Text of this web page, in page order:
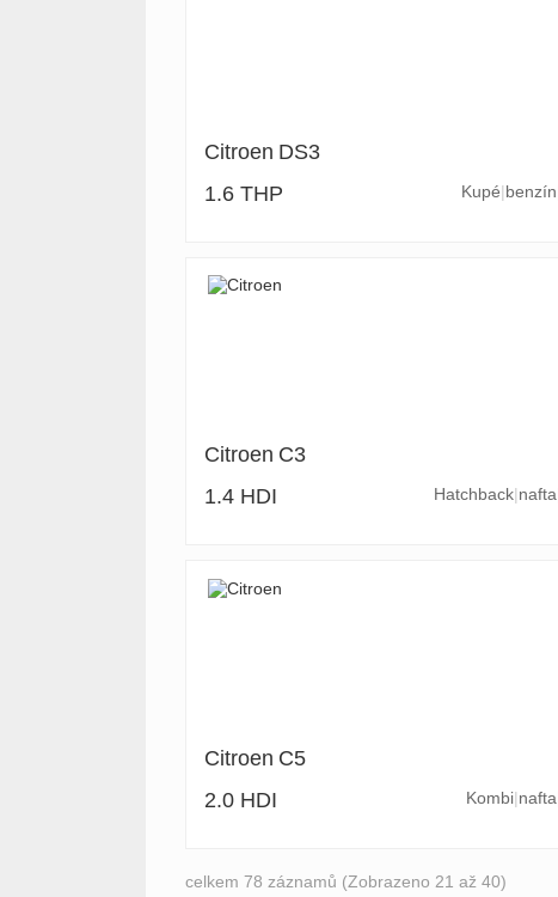
Citroen DS3
1.6 THP benzín
Kupé
Citroen C3
1.4 HDI nafta
Hatchback
Citroen C5
2.0 HDI nafta
Kombi
celkem 78 záznamů (Zobrazeno 21 až 40)